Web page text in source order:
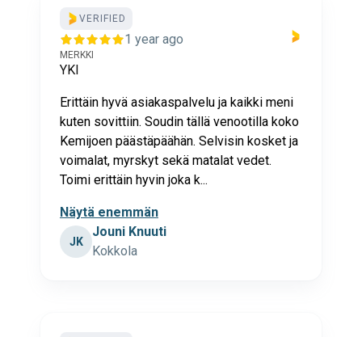
VERIFIED
1 year ago
MERKKI
YKI
Erittäin hyvä asiakaspalvelu ja kaikki meni
kuten sovittiin. Soudin tällä venootilla koko
Kemijoen päästäpäähän. Selvisin kosket ja
voimalat, myrskyt sekä matalat vedet.
Toimi erittäin hyvin joka k...
Näytä enemmän
JK
Jouni Knuuti
Kokkola